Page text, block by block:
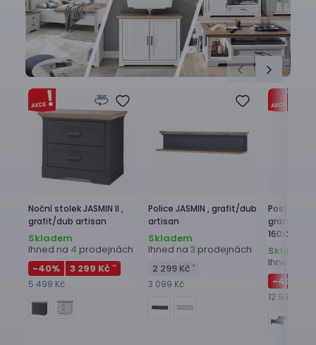
Noční stolekJASMIN II ,
grafit/dub artisan
Skladem
Ihned na 4 prodejnách
-40% 3 299 Kč **
5 499 Kč
Police JASMIN , grafit/dub
artisan
Skladem
Ihned na 3 prodejnách
2 299 Kč *
3 099 Kč
Postel
grafit/dub
160x200
Skladem
Ihned na
-40
12 999 Kč